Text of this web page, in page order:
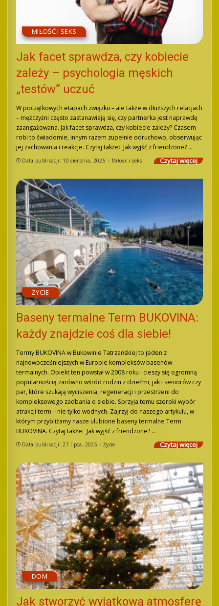
MIŁOŚĆ I SEKS
Jak facet sprawdza, czy kobiecie
zależy – psychologia męskich
„testów” uczuć
W początkowych etapach związku – ale także w dłuższych relacjach
– mężczyźni często zastanawiają się, czy partnerka jest naprawdę
zaangażowana. Jak facet sprawdza, czy kobiecie zależy? Czasem
robi to świadomie, innym razem zupełnie odruchowo, obserwując
jej zachowania i reakcje. Czytaj także: Jak wyjść z friendzone? ...
Data publikacji: 10 sierpnia, 2025 Miłość i seks Czytaj więcej
ŻYCIE
Baseny termalne Term BUKOVINA:
każdy znajdzie coś dla siebie!
Termy BUKOVINA w Bukowinie Tatrzańskiej to jeden z
najnowocześniejszych w Europie kompleksów basenów
termalnych. Obiekt ten powstał w 2008 roku i cieszy się ogromną
popularnością zarówno wśród rodzin z dziećmi, jak i seniorów czy
par, które szukają wyciszenia, regeneracji i przestrzeni do
kompleksowego zadbania o siebie. Sprzyja temu szeroki wybór
atrakcji term – nie tylko wodnych. Zajrzyj do naszego artykułu, w
którym przybliżamy nasze ulubione baseny termalne Term
BUKOVINA. Czytaj także: Jak wyjść z friendzone? ...
Data publikacji: 27 lipca, 2025 Życie Czytaj więcej
DOM
Jak stworzyć wyjątkową atmosferę